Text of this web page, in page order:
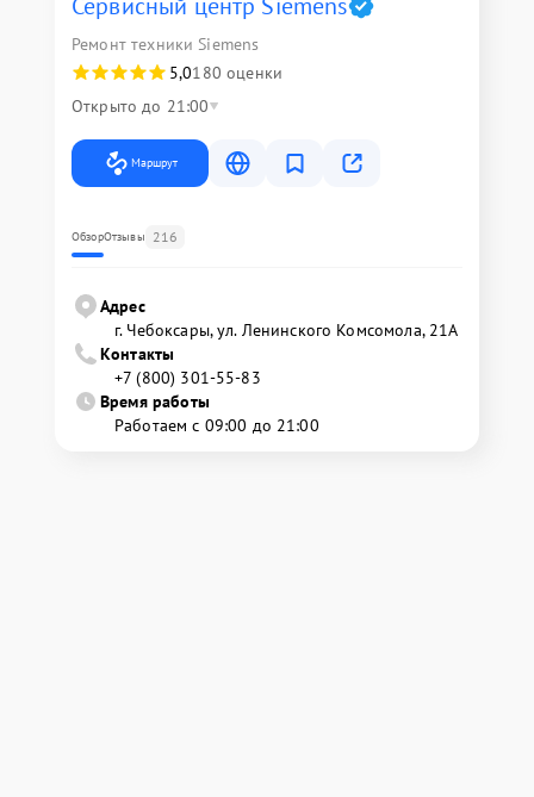
Ремонт техники Siemens
5,0180 оценки
Открыто до 21:00
Маршрут
ОбзорОтзывы 216
Адрес
г. Чебоксары, ул. Ленинского Комсомола, 21А
Контакты
+7 (800) 301-55-83
Время работы
Работаем с 09:00 до 21:00